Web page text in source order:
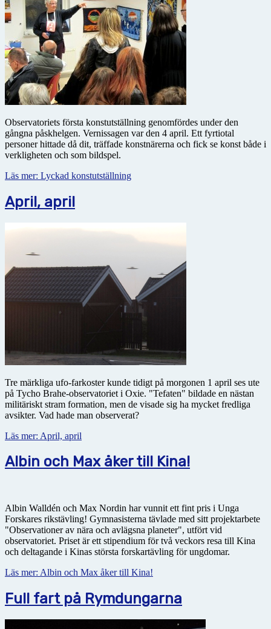
Observatoriets första konstutställning genomfördes under den
gångna påskhelgen. Vernissagen var den 4 april. Ett fyrtiotal
personer hittade då dit, träffade konstnärerna och fick se konst både i
verkligheten och som bildspel.
Läs mer: Lyckad konstutställning
April, april
Tre märkliga ufo-farkoster kunde tidigt på morgonen 1 april ses ute
på Tycho Brahe-observatoriet i Oxie. "Tefaten" bildade en nästan
militäriskt stram formation, men de visade sig ha mycket fredliga
avsikter. Vad hade man observerat?
Läs mer: April, april
Albin och Max åker till Kina!
Albin Walldén och Max Nordin har vunnit ett fint pris i Unga
Forskares rikstävling! Gymnasisterna tävlade med sitt projektarbete
"Observationer av nära och avlägsna planeter", utfört vid
observatoriet. Priset är ett stipendium för två veckors resa till Kina
och deltagande i Kinas största forskartävling för ungdomar.
Läs mer: Albin och Max åker till Kina!
Full fart på Rymdungarna